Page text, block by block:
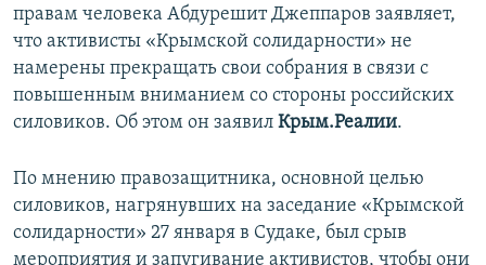
правам человека Абдурешит Джеппаров заявляет,
что активисты «Крымской солидарности» не
намерены прекращать свои собрания в связи с
повышенным вниманием со стороны российских
силовиков. Об этом он заявил Крым.Реалии.
По мнению правозащитника, основной целью
силовиков, нагрянувших на заседание «Крымской
солидарности» 27 января в Судаке, был срыв
мероприятия и запугивание активистов, чтобы они